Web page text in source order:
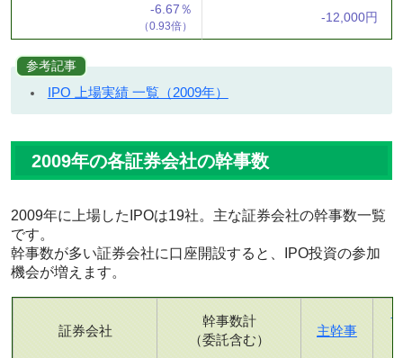
-6.67％
（0.93倍）
-12,000円
参考記事
IPO 上場実績 一覧（2009年）
2009年の各証券会社の幹事数
2009年に上場したIPOは19社。主な証券会社の幹事数一覧
です。
幹事数が多い証券会社に口座開設すると、IPO投資の参加
機会が増えます。
証券会社
幹事数計
（委託含む）
主幹事